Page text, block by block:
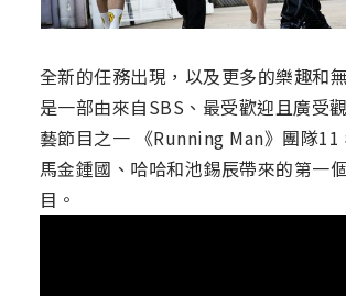
全新的任務出現，以及更多的樂趣和
是一部由來自SBS、最受歡迎且廣受
藝節目之一 《Running Man》團隊11
馬金鍾國、哈哈和池錫辰帶來的第一
目。